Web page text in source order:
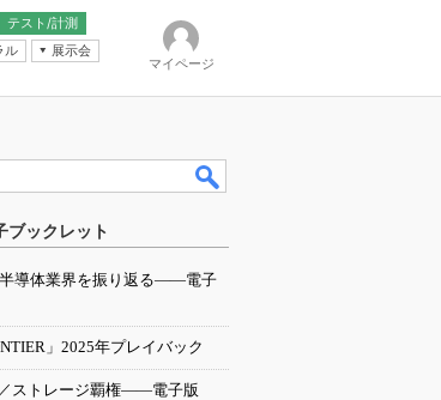
テスト/計測
ル
展示会
マイページ
ブックレット
導体業界を振り返る――電子
」2025年プレイバック
ストレージ覇権――電子版